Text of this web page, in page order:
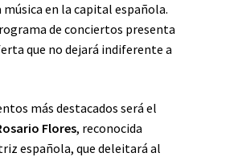
en la capital española.
de conciertos presenta
que no dejará indiferente a
más destacados será el
Flores, reconocida
española, que deleitará al